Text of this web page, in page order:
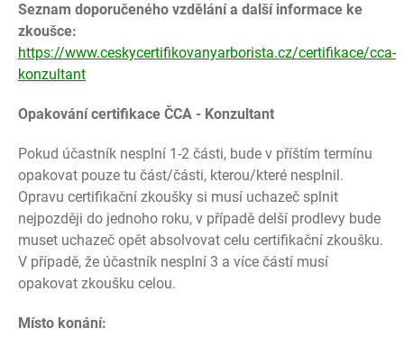
Seznam doporučeného vzdělání a další informace ke
zkoušce:
https://www.ceskycertifikovanyarborista.cz/certifikace/cca-
konzultant
Opakování certifikace ČCA - Konzultant
Pokud účastník nesplní 1-2 části, bude v příštím termínu
opakovat pouze tu část/části, kterou/které nesplnil.
Opravu certifikační zkoušky si musí uchazeč splnit
nejpozději do jednoho roku, v případě delší prodlevy bude
muset uchazeč opět absolvovat celu certifikační zkoušku.
V případě, že účastník nesplní 3 a více částí musí
opakovat zkoušku celou.
Místo konání: